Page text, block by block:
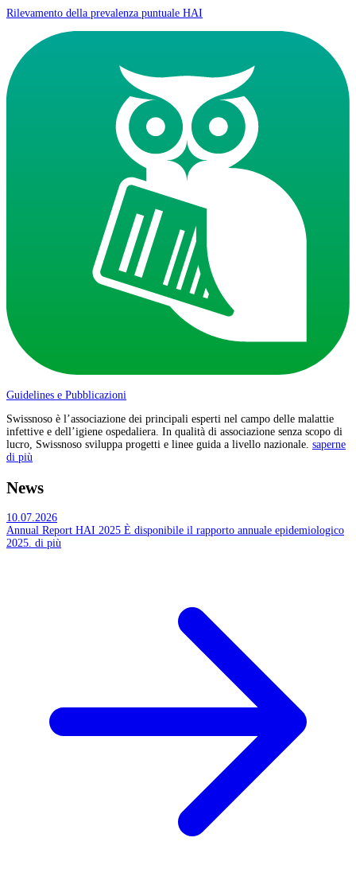
Rilevamento della prevalenza puntuale HAI
Guidelines e Pubblicazioni
Swissnoso è l’associazione dei principali esperti nel campo delle malattie
infettive e dell’igiene ospedaliera. In qualità di associazione senza scopo di
lucro, Swissnoso sviluppa progetti e linee guida a livello nazionale. saperne
di più
News
10.07.2026
Annual Report HAI 2025 È disponibile il rapporto annuale epidemiologico
2025. di più